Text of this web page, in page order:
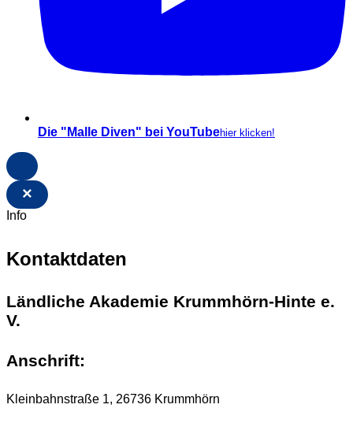
Die "Malle Diven" bei YouTubehier klicken!
×
Info
Kontaktdaten
Ländliche Akademie Krummhörn-Hinte e.
V.
Anschrift:
Kleinbahnstraße 1, 26736 Krummhörn